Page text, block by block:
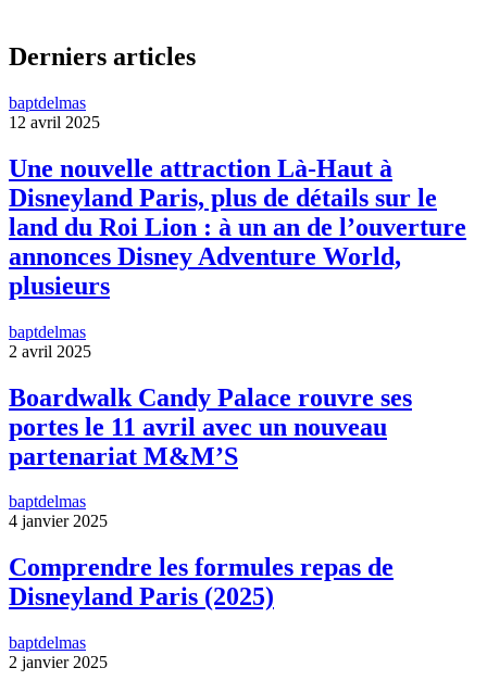
Derniers articles
baptdelmas
12 avril 2025
Une nouvelle attraction Là-Haut à
Disneyland Paris, plus de détails sur le
land du Roi Lion : à un an de l’ouverture
annonces Disney Adventure World,
plusieurs
baptdelmas
2 avril 2025
Boardwalk Candy Palace rouvre ses
portes le 11 avril avec un nouveau
partenariat M&M’S
baptdelmas
4 janvier 2025
Comprendre les formules repas de
Disneyland Paris (2025)
baptdelmas
2 janvier 2025